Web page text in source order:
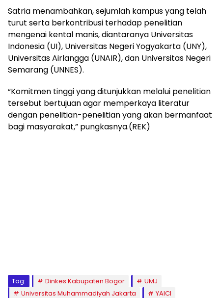
Satria menambahkan, sejumlah kampus yang telah
turut serta berkontribusi terhadap penelitian
mengenai kental manis, diantaranya Universitas
Indonesia (UI), Universitas Negeri Yogyakarta (UNY),
Universitas Airlangga (UNAIR), dan Universitas Negeri
Semarang (UNNES).
“Komitmen tinggi yang ditunjukkan melalui penelitian
tersebut bertujuan agar memperkaya literatur
dengan penelitian-penelitian yang akan bermanfaat
bagi masyarakat,” pungkasnya.(REK)
Tag: Dinkes Kabupaten Bogor
UMJ
Universitas Muhammadiyah Jakarta
YAICI